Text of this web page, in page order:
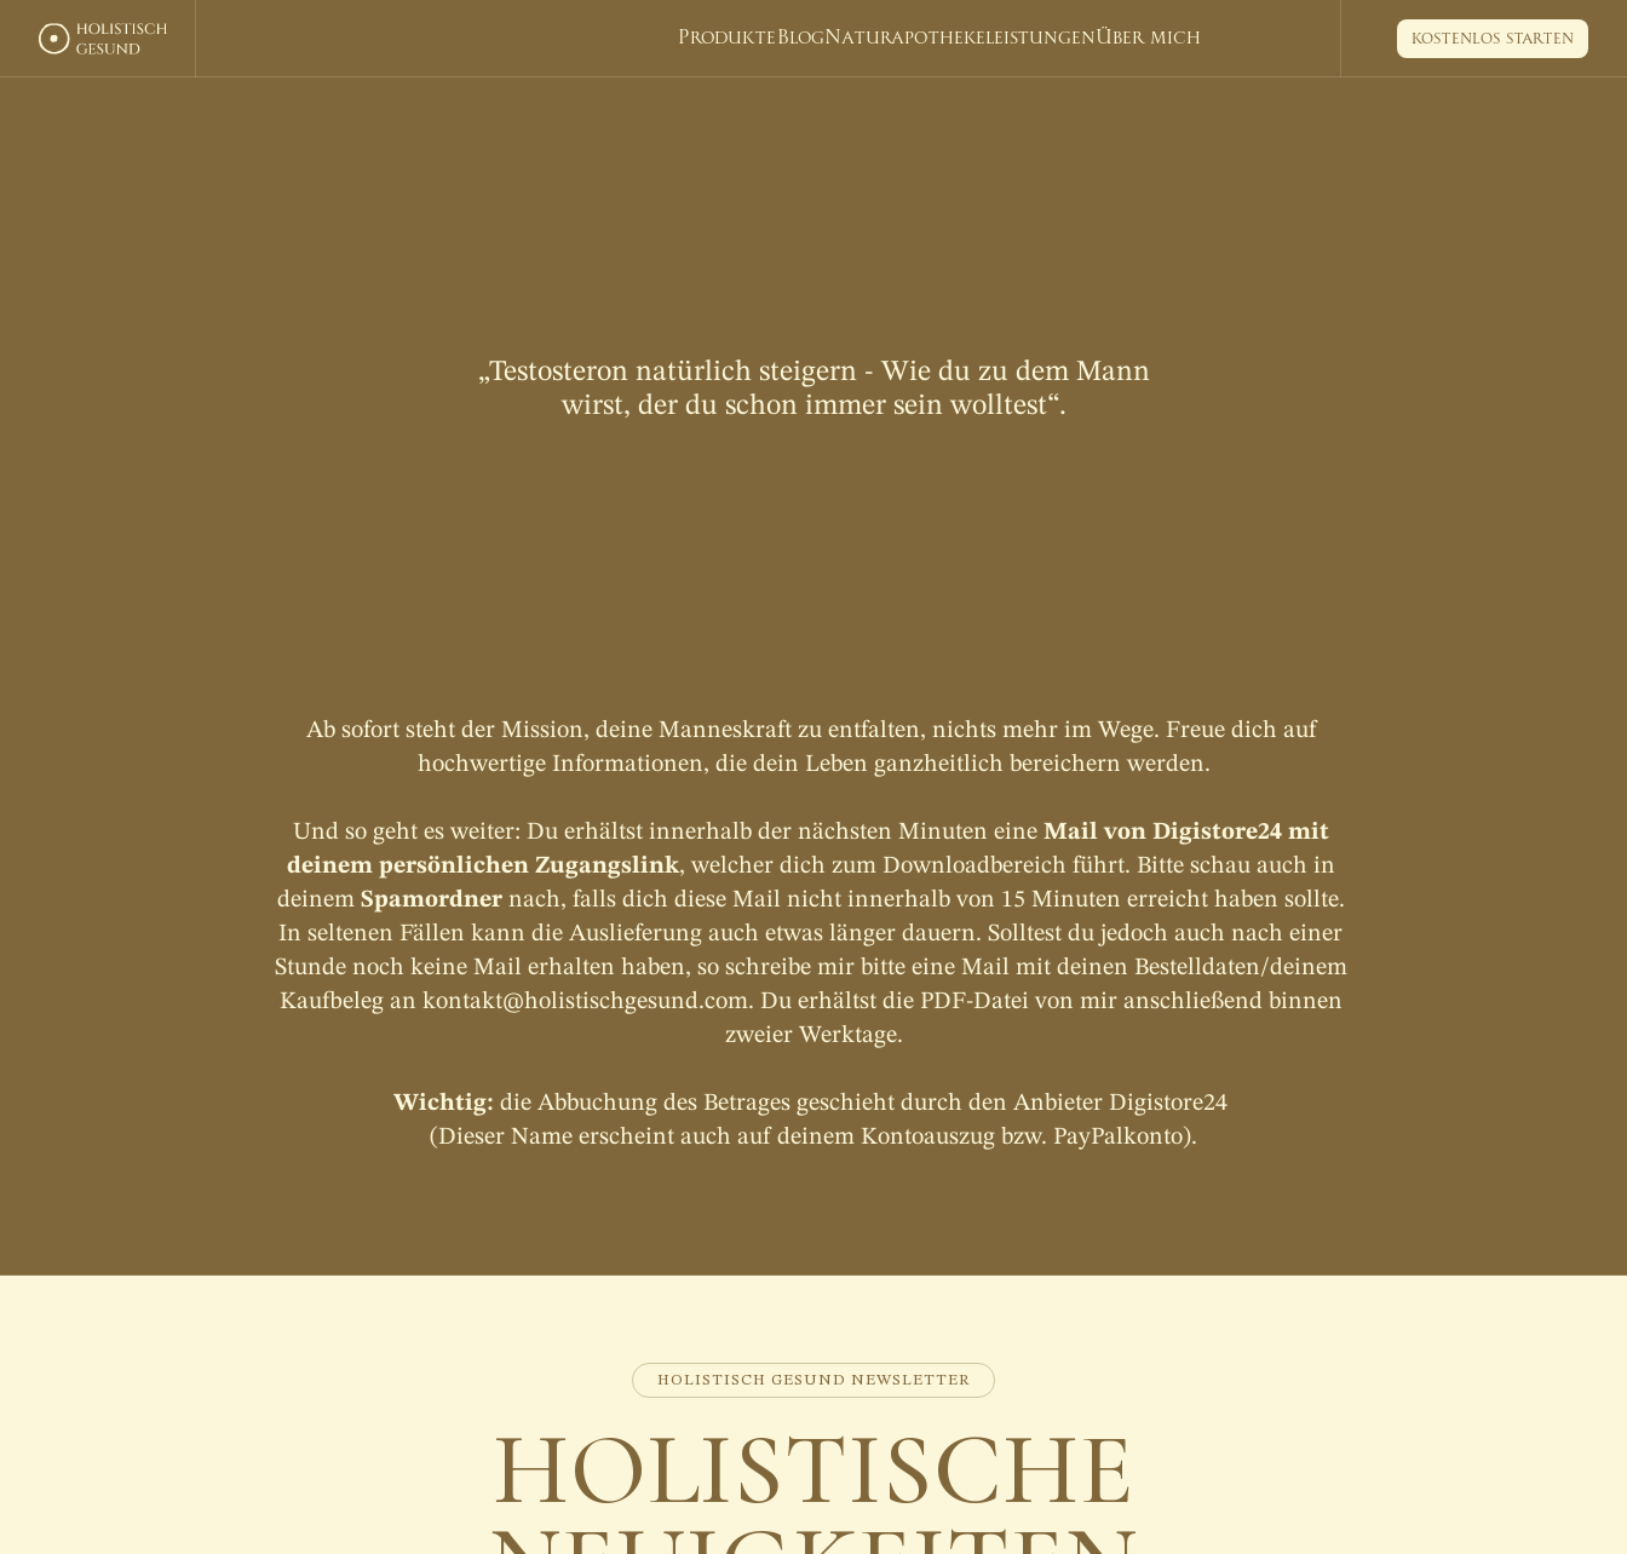
ProdukteBlogNaturapothekeleistungenÜber mich kostenlos starten
kostenlos starten
Erwerb des Produktes
„Testosteron natürlich steigern - Wie du zu dem Mann
wirst, der du schon immer sein wolltest“.
Ab sofort steht der Mission, deine Manneskraft zu entfalten, nichts mehr im Wege. Freue dich auf
hochwertige Informationen, die dein Leben ganzheitlich bereichern werden.
Und so geht es weiter: Du erhältst innerhalb der nächsten Minuten eine Mail von Digistore24 mit
deinem persönlichen Zugangslink, welcher dich zum Downloadbereich führt. Bitte schau auch in
deinem Spamordner nach, falls dich diese Mail nicht innerhalb von 15 Minuten erreicht haben sollte.
In seltenen Fällen kann die Auslieferung auch etwas länger dauern. Solltest du jedoch auch nach einer
Stunde noch keine Mail erhalten haben, so schreibe mir bitte eine Mail mit deinen Bestelldaten/deinem
Kaufbeleg an kontakt@holistischgesund.com. Du erhältst die PDF-Datei von mir anschließend binnen
zweier Werktage.
Wichtig: die Abbuchung des Betrages geschieht durch den Anbieter Digistore24
(Dieser Name erscheint auch auf deinem Kontoauszug bzw. PayPalkonto).